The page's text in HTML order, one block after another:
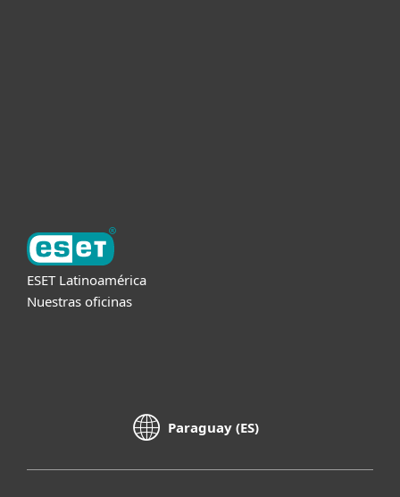
ESET Latinoamérica
Nuestras oficinas
Paraguay (ES)